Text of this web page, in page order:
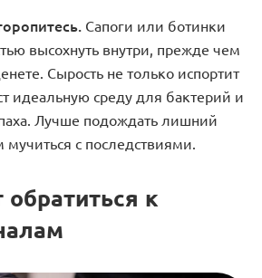
Сапоги или ботинки
высохнуть внутри, прежде чем
Сырость не только испортит
идеальную среду для бактерий и
Лучше подождать лишний
мучиться с последствиями.
обратиться к